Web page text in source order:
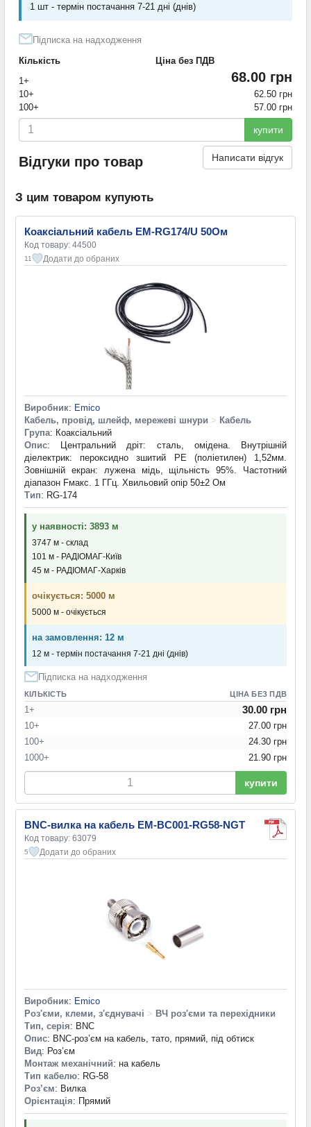
1 шт - термін постачання 7-21 дні (днів)
Підписка на надходження
Кількість
Ціна без ПДВ
1+
68.00 грн
10+
62.50 грн
100+
57.00 грн
купити
Відгуки про товар Написати відгук
З цим товаром купують
Коаксіальний кабель EM-RG174/U 50Ом
Код товару: 44500
11 Додати до обраних
Виробник: Emico
Кабель, провід, шлейф, мережеві шнури > Кабель
Група: Коаксіальний
Опис: Центральний дріт: сталь, омідена. Внутрішній
діелектрик: пероксидно зшитий PE (поліетилен) 1,52мм.
Зовнішній екран: лужена мідь, щільність 95%. Частотний
діапазон Fмакс. 1 ГГц. Хвильовий опір 50±2 Ом
Тип: RG-174
у наявності: 3893 м
3747 м - склад
101 м - РАДІОМАГ-Київ
45 м - РАДІОМАГ-Харків
очікується: 5000 м
5000 м - очікується
на замовлення: 12 м
12 м - термін постачання 7-21 дні (днів)
Підписка на надходження
КІЛЬКІСТЬ ЦІНА БЕЗ ПДВ
1+ 30.00 грн
10+
27.00 грн
100+
24.30 грн
1000+
21.90 грн
купити
BNC-вилка на кабель EM-BC001-RG58-NGT
Код товару: 63079
5 Додати до обраних
Виробник: Emico
Роз'єми, клеми, з'єднувачі > ВЧ роз'єми та перехідники
Тип, серія: BNC
Опис: BNC-роз’єм на кабель, тато, прямий, під обтиск
Вид: Роз’єм
Монтаж механічний: на кабель
Тип кабелю: RG-58
Роз’єм: Вилка
Орієнтація: Прямий